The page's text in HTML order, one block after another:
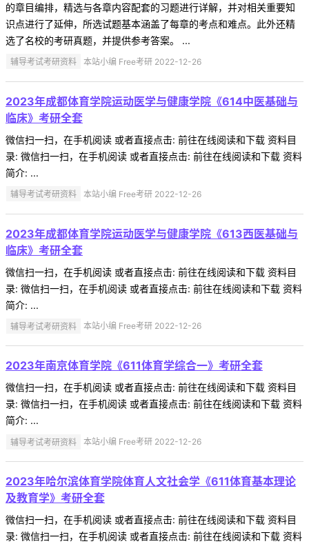
的章目编排，精选与各章内容配套的习题进行详解，并对相关重要知
识点进行了延伸，所选试题基本涵盖了每章的考点和难点。此外还精
选了名校的考研真题，并提供参考答案。 ...
辅导考试考研资料 本站小编 Free考研 2022-12-26
2023年成都体育学院运动医学与健康学院《614中医基础与
临床》考研全套
微信扫一扫，在手机阅读 或者直接点击: 前往在线阅读和下载 资料目
录: 微信扫一扫，在手机阅读 或者直接点击: 前往在线阅读和下载 资料
简介: ...
辅导考试考研资料 本站小编 Free考研 2022-12-26
2023年成都体育学院运动医学与健康学院《613西医基础与
临床》考研全套
微信扫一扫，在手机阅读 或者直接点击: 前往在线阅读和下载 资料目
录: 微信扫一扫，在手机阅读 或者直接点击: 前往在线阅读和下载 资料
简介: ...
辅导考试考研资料 本站小编 Free考研 2022-12-26
2023年南京体育学院《611体育学综合一》考研全套
微信扫一扫，在手机阅读 或者直接点击: 前往在线阅读和下载 资料目
录: 微信扫一扫，在手机阅读 或者直接点击: 前往在线阅读和下载 资料
简介: ...
辅导考试考研资料 本站小编 Free考研 2022-12-26
2023年哈尔滨体育学院体育人文社会学《611体育基本理论
及教育学》考研全套
微信扫一扫，在手机阅读 或者直接点击: 前往在线阅读和下载 资料目
录: 微信扫一扫，在手机阅读 或者直接点击: 前往在线阅读和下载 资料